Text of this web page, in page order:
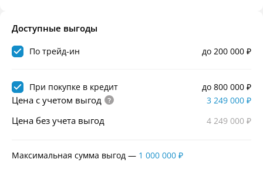
Доступные выгоды
до 200 000 ₽
По трейд-ин
до 800 000 ₽
При покупке в кредит
Цена с учетом выгод 3 249 000 ₽
Цена без учета выгод 4 249 000 ₽
Максимальная сумма выгод — 1 000 000 ₽